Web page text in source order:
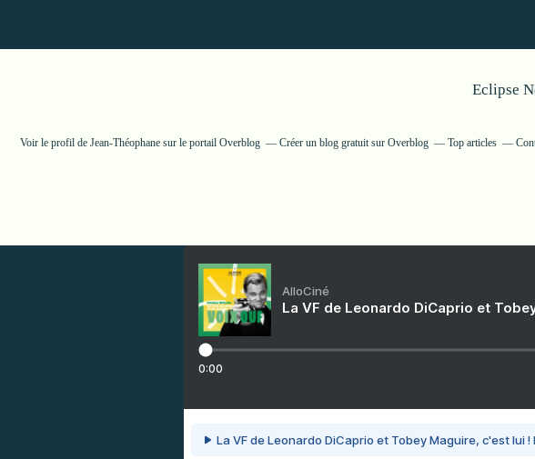
Eclipse
Voir le profil de Jean-Théophane sur le portail Overblog Créer un blog gratuit sur Overblog Top articles
AlloCiné
La VF de Leonardo DiCaprio et
0:00
La VF de Leonardo DiCaprio et Tobey Maguire, c'est lui